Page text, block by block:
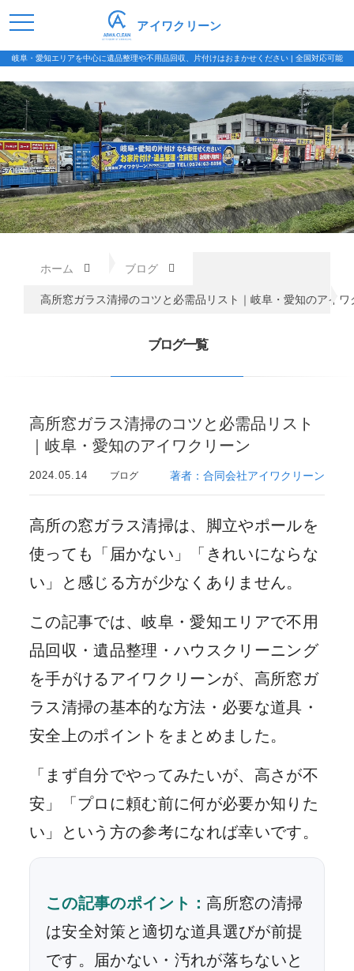
岐阜・愛知エリアを中心に遺品整理や不用品回収、片付けはおまかせください | 全国対応可能
アイワクリーン
ホーム ブログ
高所窓ガラス清掃のコツと必需品リスト｜岐阜・愛知のアイワ
ブログ一覧
高所窓ガラス清掃のコツと必需品リスト
｜岐阜・愛知のアイワクリーン
2024.05.14 ブログ 著者：合同会社アイワクリーン
高所の窓ガラス清掃は、脚立やポールを
使っても「届かない」「きれいにならな
い」と感じる方が少なくありません。
この記事では、岐阜・愛知エリアで不用
品回収・遺品整理・ハウスクリーニング
を手がけるアイワクリーンが、高所窓ガ
ラス清掃の基本的な方法・必要な道具・
安全上のポイントをまとめました。
「まず自分でやってみたいが、高さが不
安」「プロに頼む前に何が必要か知りた
い」という方の参考になれば幸いです。
この記事のポイント： 高所窓の清掃
は安全対策と適切な道具選びが前提
です。届かない・汚れが落ちないと